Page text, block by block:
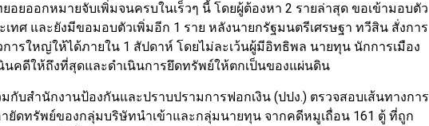
อยออกหมายจับเพิ่มจนครบในเร็วๆ นี้ โดยผู้ต้องหา 2 รายล่าสุด ขอเข้ามอบตัว
ทศ และยังมีขอมอบตัวเพิ่มอีก 1 ราย หลังนายกรัฐมนตรีเศรษฐา ทวีสิน สั่งการ
การใหญ่ให้ได้ภายใน 1 สัปดาห์ โดยไม่ละเว้นผู้มีอิทธิพล นายทุน นักการเมือง
นคดีให้ถึงที่สุดและดำเนินการยึดทรัพย์ให้ตกเป็นของแผ่นดิน
กับสำนักงานป้องกันและปราบปรามการฟอกเงิน (ปปง.) ตรวจสอบเส้นทางการ
ยัดทรัพย์ของกลุ่มบริษัทนำเข้าและกลุ่มนายทุน จากคดีหมูเถื่อน 161 ตู้ ที่ถูก